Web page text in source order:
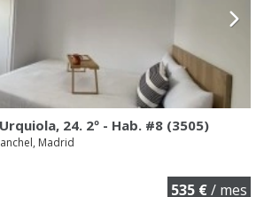
24. 2º - Hab. #8 (3505)
Madrid
535 €/ mes